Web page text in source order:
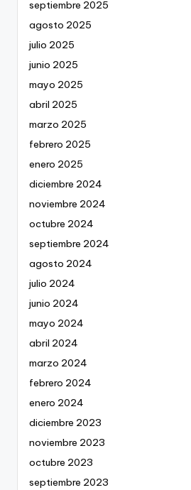
septiembre 2025
agosto 2025
julio 2025
junio 2025
mayo 2025
abril 2025
marzo 2025
febrero 2025
enero 2025
diciembre 2024
noviembre 2024
octubre 2024
septiembre 2024
agosto 2024
julio 2024
junio 2024
mayo 2024
abril 2024
marzo 2024
febrero 2024
enero 2024
diciembre 2023
noviembre 2023
octubre 2023
septiembre 2023